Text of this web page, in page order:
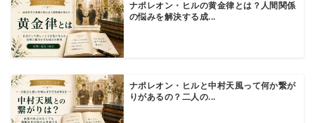
ナポレオン・ヒルの黄金律とは？人間関係
の悩みを解決する成...
ナポレオン・ヒルと中村天風って何か繋が
りがあるの？二人の...